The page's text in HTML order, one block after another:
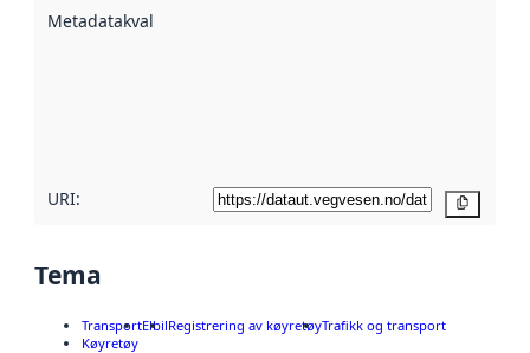
Metadatakvalitet
URI:
Tema
TransportElbilRegistrering av køyretøyTrafikk og transport
Køyretøy